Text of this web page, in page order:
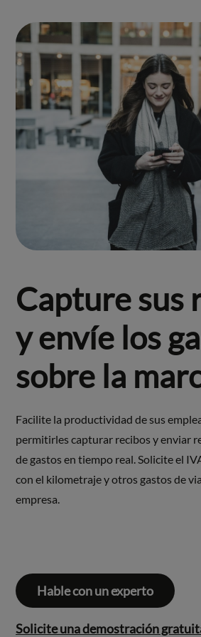
Capture sus
y envíe los
sobre la
Facilite la productividad de sus
permitirles capturar recibos y enviar
de gastos en tiempo real. Solicite el
con el kilometraje y otros gastos de
empresa.
Hable con un experto
Solicite una demostración